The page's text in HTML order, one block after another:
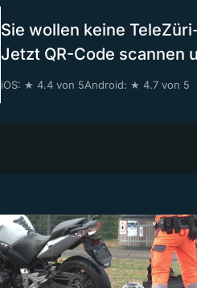
Sie wollen keine
Jetzt QR-Code scannen
iOS: ★ 4.4 von 5Android: ★ 4.7 von 5